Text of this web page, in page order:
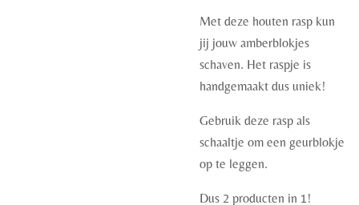
Met deze houten rasp kun
jij jouw amberblokjes
schaven. Het raspje is
handgemaakt dus uniek!
Gebruik deze rasp als
schaaltje om een geurblokje
op te leggen.
Dus 2 producten in 1!